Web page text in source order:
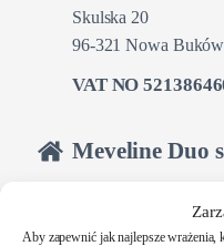
Aby zapewnić jak najlepsze
Skulska 20
96-321 Nowa
VAT NO
Meveline Duo
96-321 Nowa